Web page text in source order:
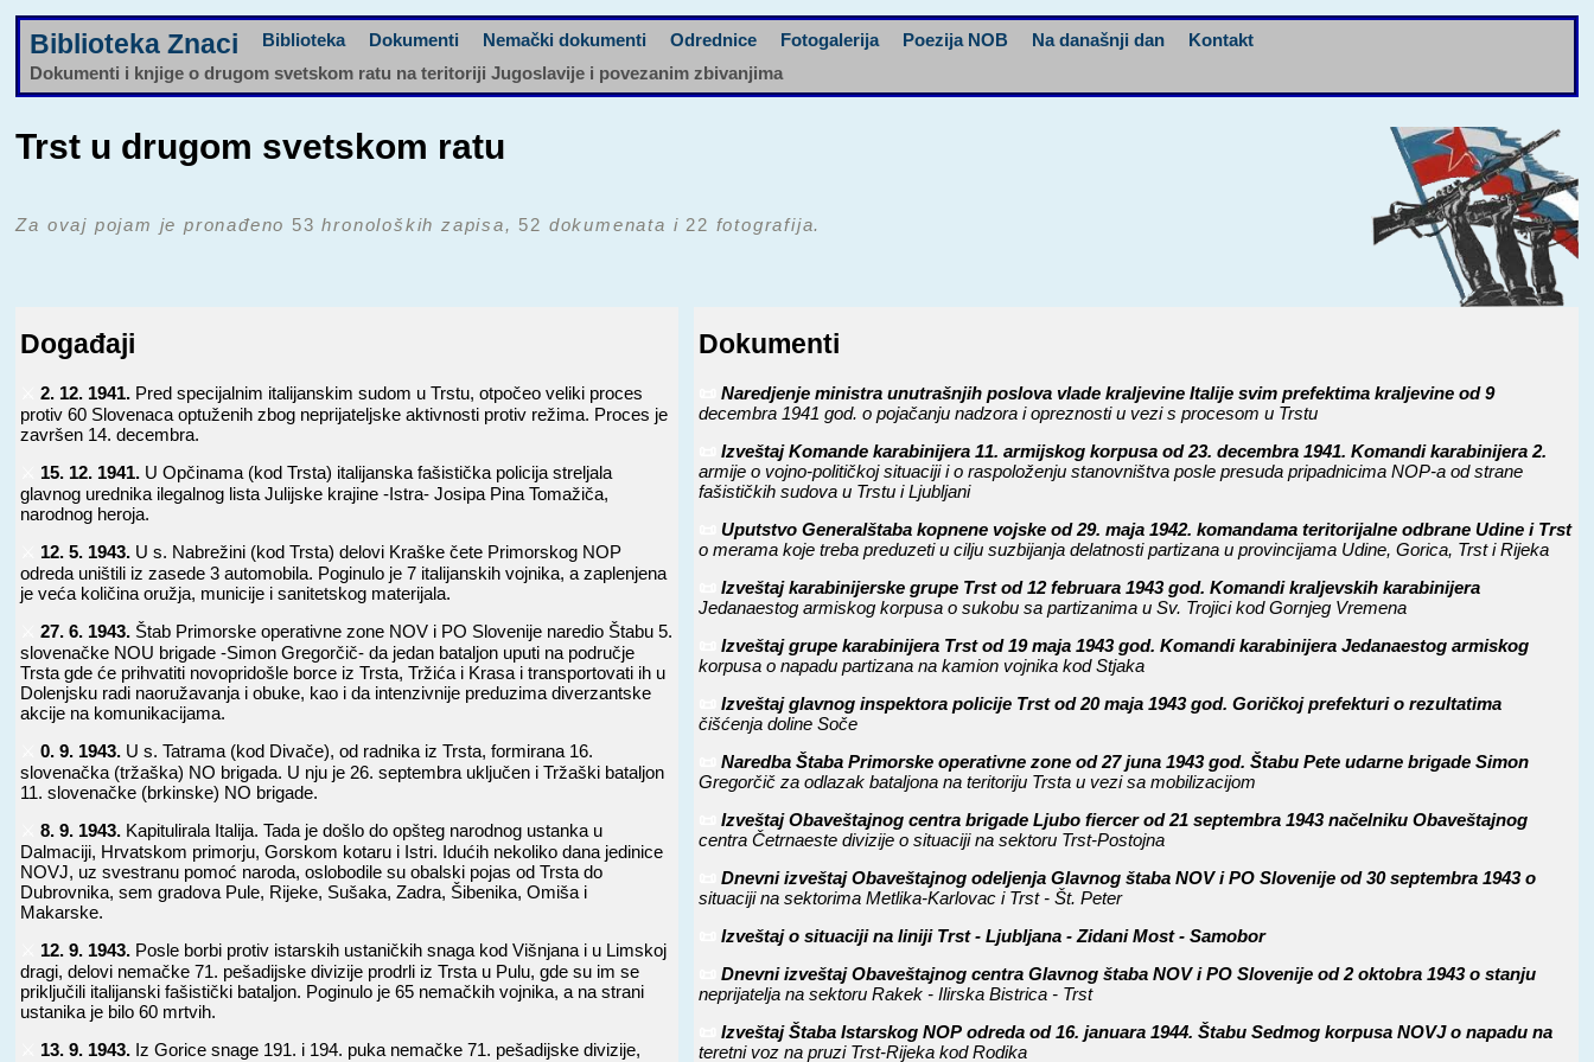
Biblioteka Znaci Biblioteka Dokumenti Nemački dokumenti Odrednice Fotogalerija Poezija NOB Na današnji dan
Kontakt
Dokumenti i knjige o drugom svetskom ratu na teritoriji Jugoslavije i povezanim zbivanjima
Trst u drugom svetskom ratu
Za ovaj pojam je pronađeno 53 hronoloških zapisa, 52 dokumenata i 22 fotografija.
Događaji
2. 12. 1941. Pred specijalnim italijanskim sudom u Trstu, otpočeo veliki proces
protiv 60 Slovenaca optuženih zbog neprijateljske aktivnosti protiv režima. Proces je
završen 14. decembra.
15. 12. 1941. U Opčinama (kod Trsta) italijanska fašistička policija streljala
glavnog urednika ilegalnog lista Julijske krajine -Istra- Josipa Pina Tomažiča,
narodnog heroja.
12. 5. 1943. U s. Nabrežini (kod Trsta) delovi Kraške čete Primorskog NOP
odreda uništili iz zasede 3 automobila. Poginulo je 7 italijanskih vojnika, a zaplenjena
je veća količina oružja, municije i sanitetskog materijala.
27. 6. 1943. Štab Primorske operativne zone NOV i PO Slovenije naredio Štabu 5.
slovenačke NOU brigade -Simon Gregorčič- da jedan bataljon uputi na područje
Trsta gde će prihvatiti novopridošle borce iz Trsta, Tržića i Krasa i transportovati ih u
Dolenjsku radi naoružavanja i obuke, kao i da intenzivnije preduzima diverzantske
akcije na komunikacijama.
0. 9. 1943. U s. Tatrama (kod Divače), od radnika iz Trsta, formirana 16.
slovenačka (tržaška) NO brigada. U nju je 26. septembra uključen i Tržaški bataljon
11. slovenačke (brkinske) NO brigade.
8. 9. 1943. Kapitulirala Italija. Tada je došlo do opšteg narodnog ustanka u
Dalmaciji, Hrvatskom primorju, Gorskom kotaru i Istri. Idućih nekoliko dana jedinice
NOVJ, uz svestranu pomoć naroda, oslobodile su obalski pojas od Trsta do
Dubrovnika, sem gradova Pule, Rijeke, Sušaka, Zadra, Šibenika, Omiša i
Makarske.
12. 9. 1943. Posle borbi protiv istarskih ustaničkih snaga kod Višnjana i u Limskoj
dragi, delovi nemačke 71. pešadijske divizije prodrli iz Trsta u Pulu, gde su im se
priključili italijanski fašistički bataljon. Poginulo je 65 nemačkih vojnika, a na strani
ustanika je bilo 60 mrtvih.
13. 9. 1943. Iz Gorice snage 191. i 194. puka nemačke 71. pešadijske divizije,
Dokumenti
Naredjenje ministra unutrašnjih poslova vlade kraljevine Italije svim prefektima kraljevine od 9
decembra 1941 god. o pojačanju nadzora i opreznosti u vezi s procesom u Trstu
Izveštaj Komande karabinijera 11. armijskog korpusa od 23. decembra 1941. Komandi karabinijera 2.
armije o vojno-političkoj situaciji i o raspoloženju stanovništva posle presuda pripadnicima NOP-a od strane
fašističkih sudova u Trstu i Ljubljani
Uputstvo Generalštaba kopnene vojske od 29. maja 1942. komandama teritorijalne odbrane Udine i Trst
o merama koje treba preduzeti u cilju suzbijanja delatnosti partizana u provincijama Udine, Gorica, Trst i Rijeka
Izveštaj karabinijerske grupe Trst od 12 februara 1943 god. Komandi kraljevskih karabinijera
Jedanaestog armiskog korpusa o sukobu sa partizanima u Sv. Trojici kod Gornjeg Vremena
Izveštaj grupe karabinijera Trst od 19 maja 1943 god. Komandi karabinijera Jedanaestog armiskog
korpusa o napadu partizana na kamion vojnika kod Stjaka
Izveštaj glavnog inspektora policije Trst od 20 maja 1943 god. Goričkoj prefekturi o rezultatima
čišćenja doline Soče
Naredba Štaba Primorske operativne zone od 27 juna 1943 god. Štabu Pete udarne brigade Simon
Gregorčič za odlazak bataljona na teritoriju Trsta u vezi sa mobilizacijom
Izveštaj Obaveštajnog centra brigade Ljubo fiercer od 21 septembra 1943 načelniku Obaveštajnog
centra Četrnaeste divizije o situaciji na sektoru Trst-Postojna
Dnevni izveštaj Obaveštajnog odeljenja Glavnog štaba NOV i PO Slovenije od 30 septembra 1943 o
situaciji na sektorima Metlika-Karlovac i Trst - Št. Peter
Izveštaj o situaciji na liniji Trst - Ljubljana - Zidani Most - Samobor
Dnevni izveštaj Obaveštajnog centra Glavnog štaba NOV i PO Slovenije od 2 oktobra 1943 o stanju
neprijatelja na sektoru Rakek - Ilirska Bistrica - Trst
Izveštaj Štaba Istarskog NOP odreda od 16. januara 1944. Štabu Sedmog korpusa NOVJ o napadu na
teretni voz na pruzi Trst-Rijeka kod Rodika